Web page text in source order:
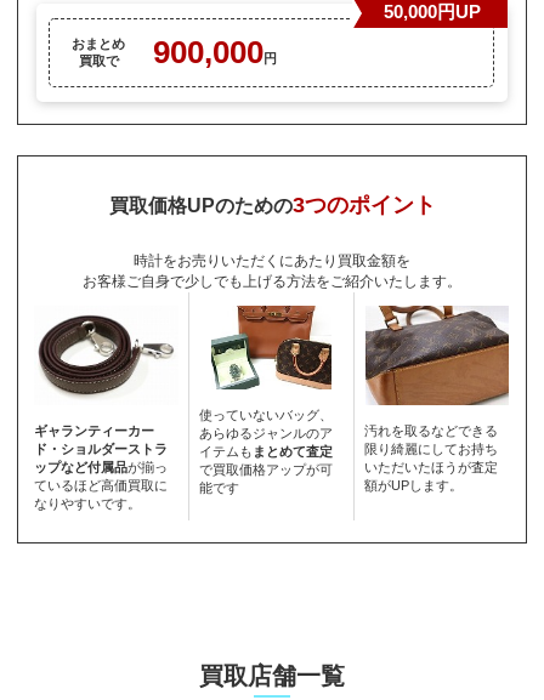
おまとめ
買取で
900,000円
50,000円UP
買取価格UPのための3つのポイント
時計をお売りいただくにあたり買取金額を
お客様ご自身で少しでも上げる方法をご紹介いたします。
ギャランティーカー
ド・ショルダーストラ
ップなど付属品が揃っ
ているほど高価買取に
なりやすいです。
使っていないバッグ、
あらゆるジャンルのア
イテムも まとめて査定
で買取価格アップが可
能です
汚れを取るなどできる
限り綺麗にしてお持ち
いただいたほうが査定
額がUPします。
買取店舗一覧